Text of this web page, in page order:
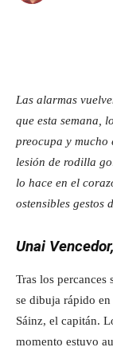
Las alarmas
que esta semana,
preocupa y mucho
lesión de rodilla
lo hace en el
ostensibles gestos
Unai
Tras los percances
se dibuja rápido
Sáinz, el capitán.
momento estuvo